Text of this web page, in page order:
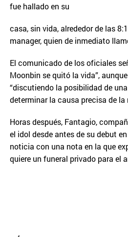
fue hallado en su
casa, sin vida, alrededor de las
manager, quien de inmediato
El comunicado de los oficiales
Moonbin se quitó la vida”,
“discutiendo la posibilidad de
determinar la causa precisa de la
Horas después, Fantagio,
el idol desde antes de su debut
noticia con una nota en la que
quiere un funeral privado para el